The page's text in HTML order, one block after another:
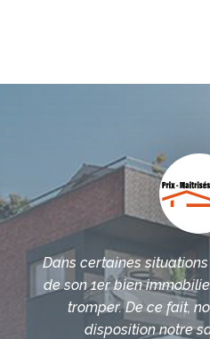
Dans certaines
de son 1er bien
tromper. De ce fait,
disposition notre